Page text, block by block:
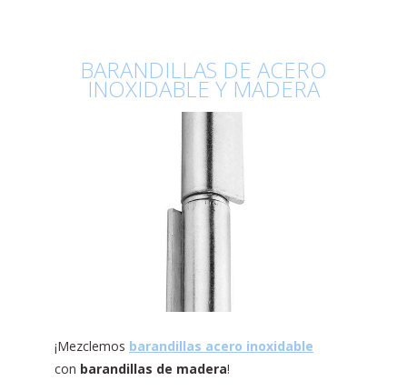
BARANDILLAS DE ACERO
INOXIDABLE Y MADERA
¡Mezclemos barandillas acero inoxidable
con barandillas de madera!